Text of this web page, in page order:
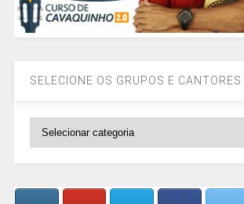
SELECIONE OS GRUPOS E CANTORES
CANTORES